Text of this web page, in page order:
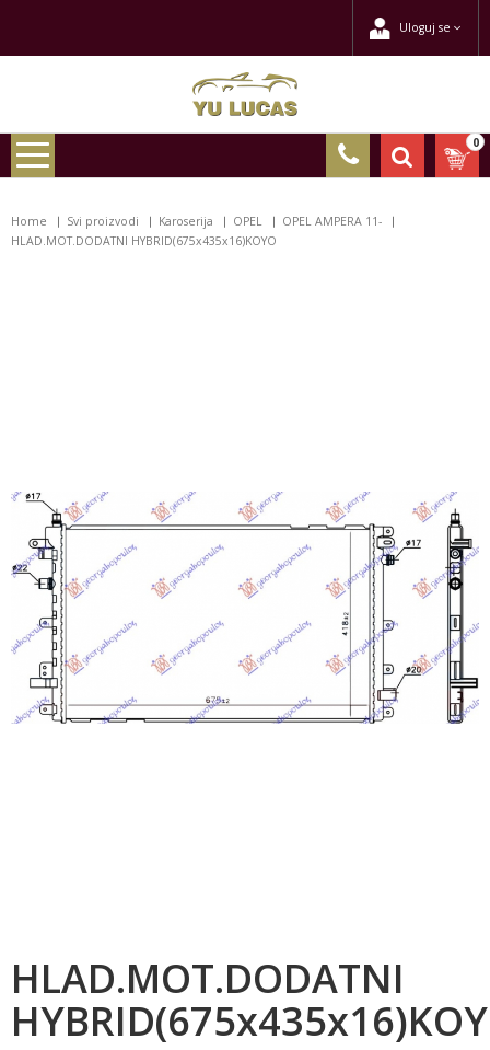
Uloguj se
0
Home Svi proizvodi Karoserija OPEL
OPEL AMPERA 11-
HLAD.MOT.DODATNI HYBRID(675x435x16)KOYO
HLAD.MOT.DODATNI